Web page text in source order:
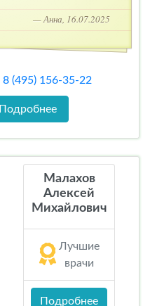
— Анна, 16.07.2025
8 (495) 156-35-22
Подробнее
Малахов
Алексей
Михайлович
Лучшие
врачи
Подробнее